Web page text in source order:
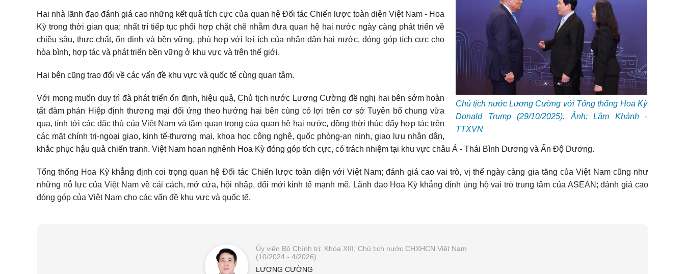
Chủ tịch nước Lương Cường với Tổng thống Hoa Kỳ
Donald Trump (29/10/2025). Ảnh: Lâm Khánh -
TTXVN
Hai nhà lãnh đạo đánh giá cao những kết quả tích cực của quan hệ Đối tác Chiến lược toàn diện Việt Nam - Hoa
Kỳ trong thời gian qua; nhất trí tiếp tục phối hợp chặt chẽ nhằm đưa quan hệ hai nước ngày càng phát triển về
chiều sâu, thực chất, ổn định và bền vững, phù hợp với lợi ích của nhân dân hai nước, đóng góp tích cực cho
hòa bình, hợp tác và phát triển bền vững ở khu vực và trên thế giới.
Hai bên cũng trao đổi về các vấn đề khu vực và quốc tế cùng quan tâm.
Với mong muốn duy trì đà phát triển ổn định, hiệu quả, Chủ tịch nước Lương Cường đề nghị hai bên sớm hoàn
tất đàm phán Hiệp định thương mại đối ứng theo hướng hai bên cùng có lợi trên cơ sở Tuyên bố chung vừa
qua, tính tới các đặc thù của Việt Nam và tầm quan trọng của quan hệ hai nước, đồng thời thúc đẩy hợp tác trên
các mặt chính trị-ngoại giao, kinh tế-thương mại, khoa học công nghệ, quốc phòng-an ninh, giao lưu nhân dân,
khắc phục hậu quả chiến tranh. Việt Nam hoan nghênh Hoa Kỳ đóng góp tích cực, có trách nhiệm tại khu vực châu Á - Thái Bình Dương và Ấn Độ Dương.
Tổng thống Hoa Kỳ khẳng định coi trọng quan hệ Đối tác Chiến lược toàn diện với Việt Nam; đánh giá cao vai trò, vị thế ngày càng gia tăng của Việt Nam cũng như
những nỗ lực của Việt Nam về cải cách, mở cửa, hội nhập, đổi mới kinh tế mạnh mẽ. Lãnh đạo Hoa Kỳ khẳng định ủng hộ vai trò trung tâm của ASEAN; đánh giá cao
đóng góp của Việt Nam cho các vấn đề khu vực và quốc tế.
Ủy viên Bộ Chính trị: Khóa XIII; Chủ tịch nước CHXHCN Việt Nam
(10/2024 - 4/2026)
LƯƠNG CƯỜNG